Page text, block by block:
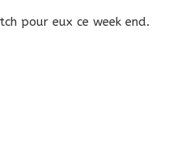
pour eux ce week end.